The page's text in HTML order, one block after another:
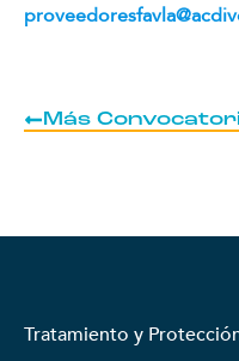
Más
Tratamiento y